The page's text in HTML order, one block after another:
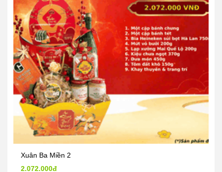
Xuân Ba Miền 2
2.072.000đ